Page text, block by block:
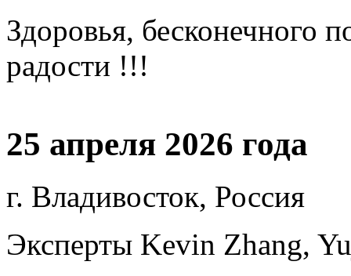
Здоровья, бесконечного
радости !!!
25 апреля 2026 года
г. Владивосток, Россия
Эксперты Kevin Zhang,